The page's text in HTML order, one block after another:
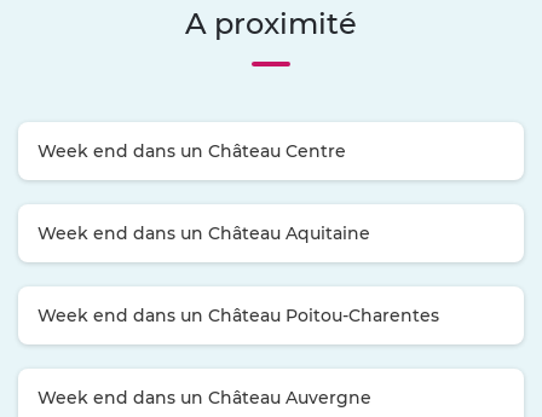
A proximité
Week end dans un Château Centre
Week end dans un Château Aquitaine
Week end dans un Château Poitou-Charentes
Week end dans un Château Auvergne